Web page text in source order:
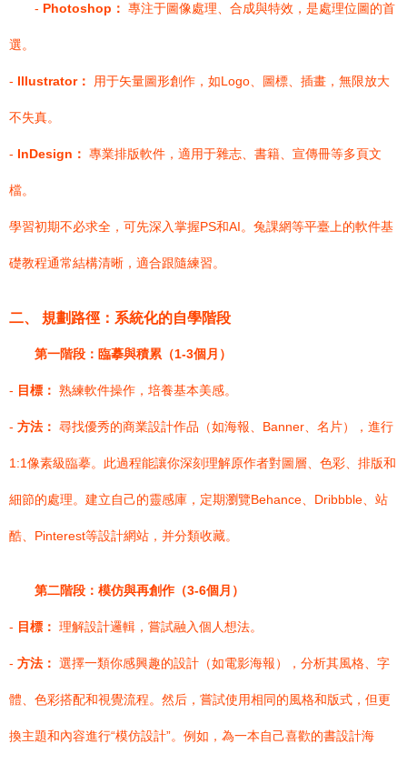
- Photoshop： 專注于圖像處理、合成與特效，是處理位圖的首
選。
- Illustrator： 用于矢量圖形創作，如Logo、圖標、插畫，無限放大
不失真。
- InDesign： 專業排版軟件，適用于雜志、書籍、宣傳冊等多頁文
檔。
學習初期不必求全，可先深入掌握PS和AI。兔課網等平臺上的軟件基
礎教程通常結構清晰，適合跟隨練習。
二、 規劃路徑：系統化的自學階段
第一階段：臨摹與積累（1-3個月）
- 目標： 熟練軟件操作，培養基本美感。
- 方法： 尋找優秀的商業設計作品（如海報、Banner、名片），進行
1:1像素級臨摹。此過程能讓你深刻理解原作者對圖層、色彩、排版和
細節的處理。建立自己的靈感庫，定期瀏覽Behance、Dribbble、站
酷、Pinterest等設計網站，并分類收藏。
第二階段：模仿與再創作（3-6個月）
- 目標： 理解設計邏輯，嘗試融入個人想法。
- 方法： 選擇一類你感興趣的設計（如電影海報），分析其風格、字
體、色彩搭配和視覺流程。然后，嘗試使用相同的風格和版式，但更
換主題和內容進行“模仿設計”。例如，為一本自己喜歡的書設計海